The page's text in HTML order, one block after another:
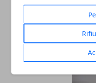
ARTICOLI CORRELATI